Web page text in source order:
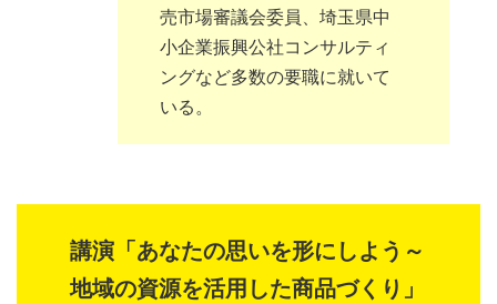
売市場審議会委員、埼玉県中
小企業振興公社コンサルティ
ングなど多数の要職に就いて
いる。
講演「あなたの思いを形にしよう～
地域の資源を活用した商品づくり」